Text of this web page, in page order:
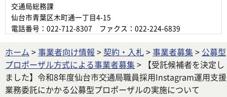
交通局総務課
仙台市青葉区木町通一丁目4-15
電話番号：022-712-8307 ファクス：022-224-6839
ホーム >事業者向け情報 > 契約・入札>事業者募集 > 公募型
プロポーザル方式による事業者募集 > 【受託候補者を決定し
ました】令和8年度仙台市交通局職員採用Instagram運用支援
業務委託にかかる公募型プロポーザルの実施について